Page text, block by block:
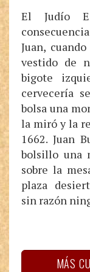
El Judío
Juan,
vestido de
bigote
cervecería
bolsa una
la miró y la
1662. Juan
bolsillo una
sobre la
plaza
sin razón
MÁS